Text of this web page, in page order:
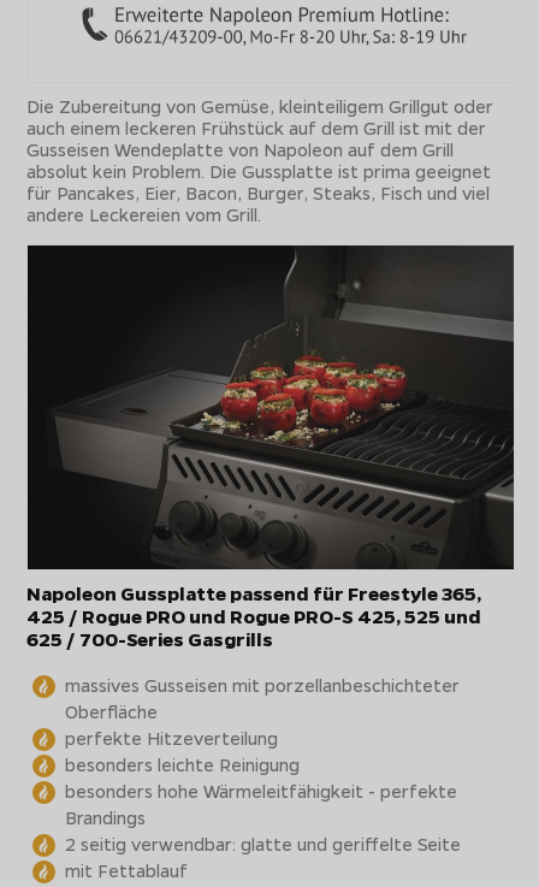
Die Zubereitung von Gemüse, kleinteiligem Grillgut oder
auch einem leckeren Frühstück auf dem Grill ist mit der
Gusseisen Wendeplatte von Napoleon auf dem Grill
absolut kein Problem. Die Gussplatte ist prima geeignet
für Pancakes, Eier, Bacon, Burger, Steaks, Fisch und viel
andere Leckereien vom Grill.
Napoleon Gussplatte passend für Freestyle 365,
425 / Rogue PRO und Rogue PRO-S 425, 525 und
625 / 700-Series Gasgrills
massives Gusseisen mit porzellanbeschichteter
Oberfläche
perfekte Hitzeverteilung
besonders leichte Reinigung
besonders hohe Wärmeleitfähigkeit - perfekte
Brandings
2 seitig verwendbar: glatte und geriffelte Seite
mit Fettablauf